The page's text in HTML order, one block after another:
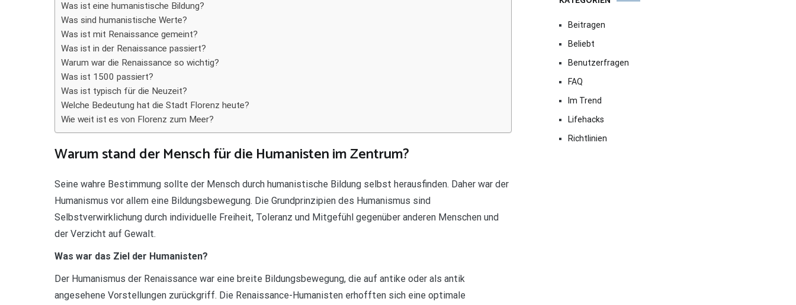
Was ist eine humanistische Bildung?
Was sind humanistische Werte?
Was ist mit Renaissance gemeint?
Was ist in der Renaissance passiert?
Warum war die Renaissance so wichtig?
Was ist 1500 passiert?
Was ist typisch für die Neuzeit?
Welche Bedeutung hat die Stadt Florenz heute?
Wie weit ist es von Florenz zum Meer?
Warum stand der Mensch für die Humanisten im Zentrum?
Seine wahre Bestimmung sollte der Mensch durch humanistische Bildung selbst herausfinden. Daher war der
Humanismus vor allem eine Bildungsbewegung. Die Grundprinzipien des Humanismus sind
Selbstverwirklichung durch individuelle Freiheit, Toleranz und Mitgefühl gegenüber anderen Menschen und
der Verzicht auf Gewalt.
Was war das Ziel der Humanisten?
Der Humanismus der Renaissance war eine breite Bildungsbewegung, die auf antike oder als antik
angesehene Vorstellungen zurückgriff. Die Renaissance-Humanisten erhofften sich eine optimale
Beitragen
Beliebt
Benutzerfragen
FAQ
Im Trend
Lifehacks
Richtlinien